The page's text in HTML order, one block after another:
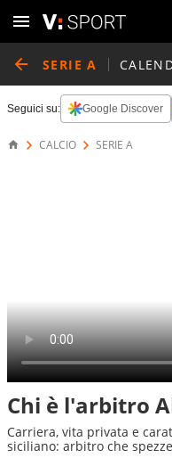
SERIE A
Seguici su: Google Discover
CALCIO SERIE A
Chi è l'arbitro
Carriera, vita privata e
siciliano: arbitro che